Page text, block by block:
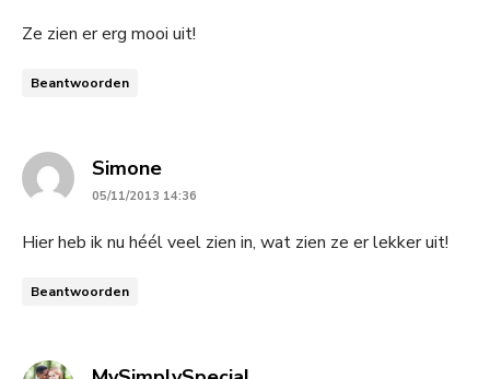
Ze zien er erg mooi uit!
Beantwoorden
Simonesays:
05/11/2013 14:36
Hier heb ik nu héél veel zien in, wat zien ze er lekker uit!
Beantwoorden